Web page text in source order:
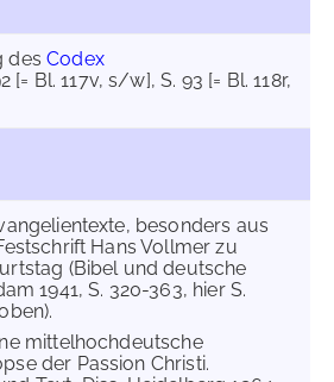
desCodex
[= Bl. 117v, s/w], S. 93 [= Bl. 118r,
besonders aus
Hans Vollmer zu
(Bibel und deutsche
1941, S. 320-363, hier S.
mittelhochdeutsche
der Passion Christi.